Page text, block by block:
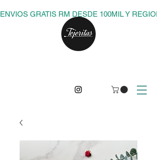
ENVIOS GRATIS RM DESDE 100MIL Y